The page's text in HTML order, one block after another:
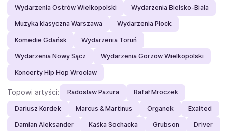
Wydarzenia Ostrów Wielkopolski Wydarzenia Bielsko-Biała
Muzyka klasyczna Warszawa Wydarzenia Płock
Komedie Gdańsk Wydarzenia Toruń
Wydarzenia Nowy Sącz Wydarzenia Gorzow Wielkopolski
Koncerty Hip Hop Wrocław
Topowi artyści: Radosław Pazura Rafał Mroczek
Dariusz Kordek Marcus & Martinus Organek Exaited
Damian Aleksander Kaśka Sochacka Grubson Driver